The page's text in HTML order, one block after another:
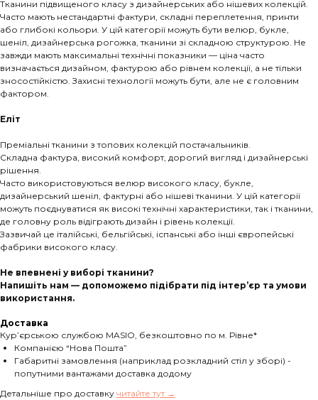
Тканини підвищеного класу з дизайнерських або нішевих колекцій.
Часто мають нестандартні фактури, складні переплетення, принти
або глибокі кольори. У цій категорії можуть бути велюр, букле,
шеніл, дизайнерська рогожка, тканини зі складною структурою. Не
завжди мають максимальні технічні показники — ціна часто
визначається дизайном, фактурою або рівнем колекції, а не тільки
зносостійкістю. Захисні технології можуть бути, але не є головним
фактором.
Еліт
Преміальні тканини з топових колекцій постачальників.
Складна фактура, високий комфорт, дорогий вигляд і дизайнерські
рішення.
Часто використовуються велюр високого класу, букле,
дизайнерський шеніл, фактурні або нішеві тканини. У цій категорії
можуть поєднуватися як високі технічні характеристики, так і тканини,
де головну роль відіграють дизайн і рівень колекції.
Зазвичай це італійські, бельгійські, іспанські або інші європейські
фабрики високого класу.
Не впевнені у виборі тканини?
Напишіть нам — допоможемо підібрати під інтер’єр та умови
використання.
Доставка
Кур’єрською службою MASIO, безкоштовно по м. Рівне*
Компанією “Нова Пошта”
Габаритні замовлення (наприклад розкладний стіл у зборі) -
попутними вантажами доставка додому
Детальніше про доставку читайте тут →